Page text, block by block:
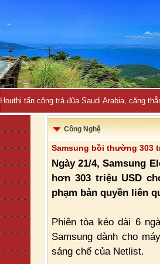
Houthi tấn công trả đũa Saudi Arabia, căng
Công Nghệ
Samsung bồi thường 303
Ngày 21/4, Samsung
hơn 303 triệu USD
phạm bản quyền liên
Phiên tòa kéo dài 6
Samsung dành cho
sáng chế của Netlist.